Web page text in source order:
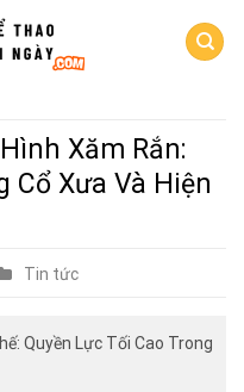
Xăm Rắn:
Cổ Xưa Và Hiện
Tin tức
Quyền Lực Tối Cao Trong